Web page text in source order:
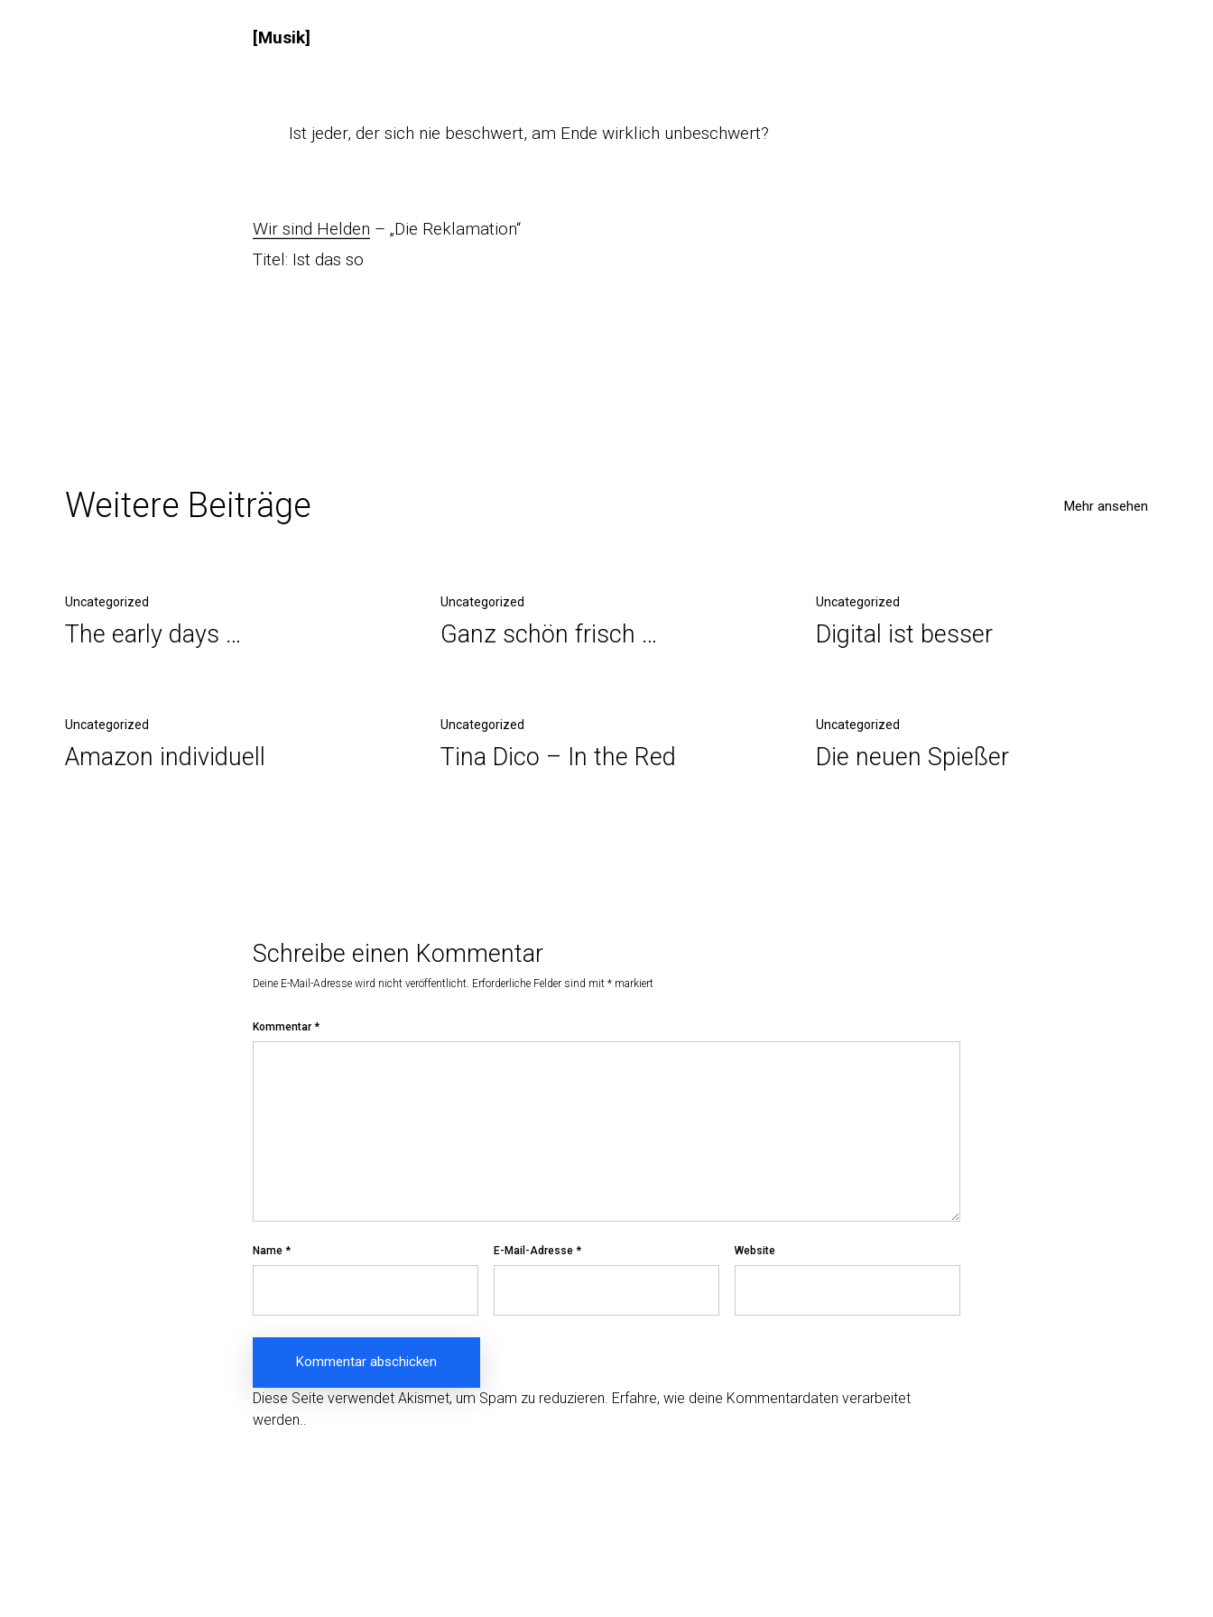
[Musik]
Ist jeder, der sich nie beschwert, am Ende wirklich unbeschwert?
Wir sind Helden – „Die Reklamation“
Titel: Ist das so
Weitere Beiträge Mehr ansehen
Uncategorized
The early days …
Uncategorized
Ganz schön frisch …
Uncategorized
Digital ist besser
Uncategorized
Amazon individuell
Uncategorized
Tina Dico – In the Red
Uncategorized
Die neuen Spießer
Schreibe einen Kommentar
Deine E-Mail-Adresse wird nicht veröffentlicht. Erforderliche Felder sind mit * markiert
Kommentar *
Name * E-Mail-Adresse * Website
Diese Seite verwendet Akismet, um Spam zu reduzieren. Erfahre, wie deine Kommentardaten verarbeitet
werden..